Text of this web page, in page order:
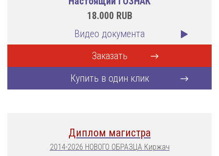
18.000 RUB
Видео документа
Заказать
Купить в один клик
Диплом магистра
2014-2026 НОВОГО ОБРАЗЦА Киржач